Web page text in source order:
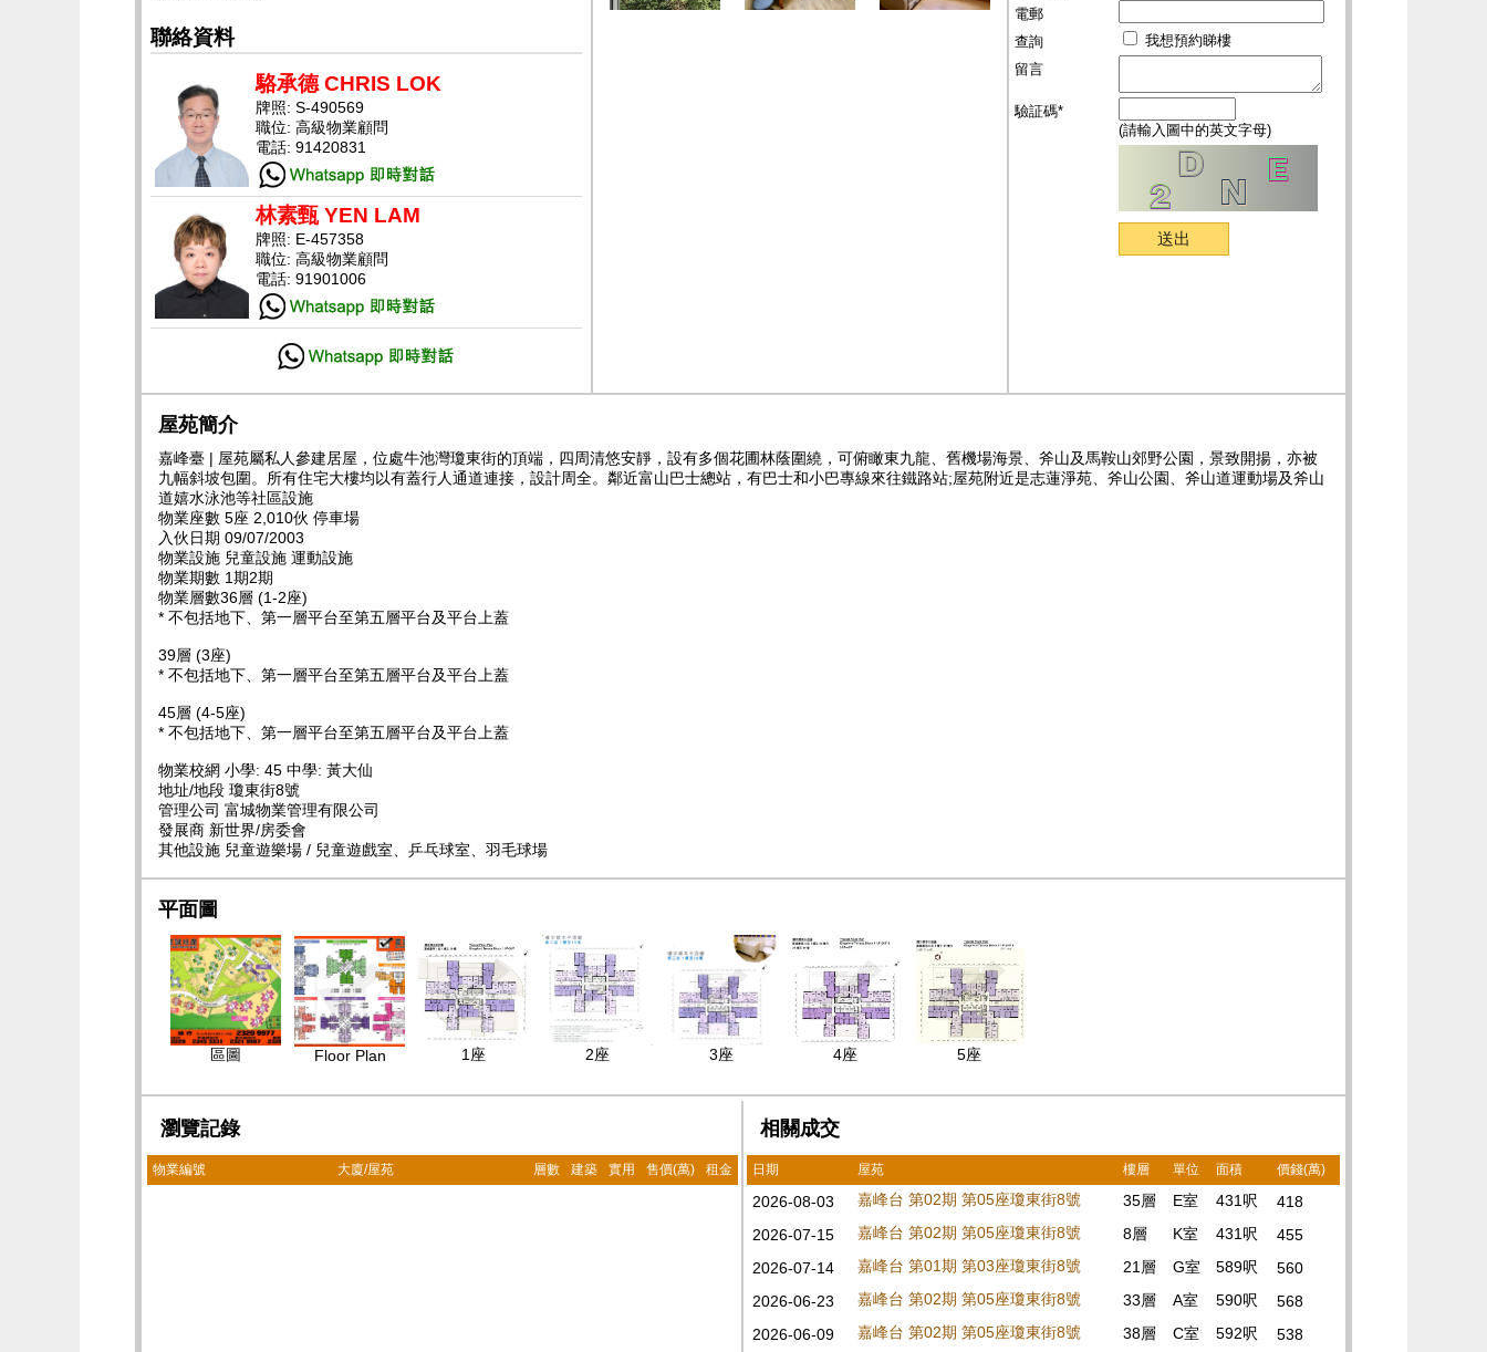
電郵
查詢
我想預約睇樓
留言
驗証碼*
(請輸入圖中的英文字母)
聯絡資料
駱承德 CHRIS LOK
牌照: S-490569
職位: 高級物業顧問
電話: 91420831
林素甄 YEN LAM
牌照: E-457358
職位: 高級物業顧問
電話: 91901006
屋苑簡介
嘉峰臺 | 屋苑屬私人參建居屋，位處牛池灣瓊東街的頂端，四周清悠安靜，設有多個花圃林蔭圍繞，可俯瞰東九龍、舊機場海景、斧山及馬鞍山郊野公園，景致開揚，亦被
九幅斜坡包圍。所有住宅大樓均以有蓋行人通道連接，設計周全。鄰近富山巴士總站，有巴士和小巴專線來往鐵路站;屋苑附近是志蓮淨苑、斧山公園、斧山道運動場及斧山
道嬉水泳池等社區設施
物業座數 5座 2,010伙 停車場
入伙日期 09/07/2003
物業設施 兒童設施 運動設施
物業期數 1期2期
物業層數36層 (1-2座)
* 不包括地下、第一層平台至第五層平台及平台上蓋
39層 (3座)
* 不包括地下、第一層平台至第五層平台及平台上蓋
45層 (4-5座)
* 不包括地下、第一層平台至第五層平台及平台上蓋
物業校網 小學: 45 中學: 黃大仙
地址/地段 瓊東街8號
管理公司 富城物業管理有限公司
發展商 新世界/房委會
其他設施 兒童遊樂場 / 兒童遊戲室、乒乓球室、羽毛球場
平面圖
區圖 Floor Plan 1座 2座 3座 4座 5座
瀏覽記錄
物業編號 大廈/屋苑 層數 建築 實用 售價(萬) 租金
相關成交
日期 屋苑 樓層 單位 面積 價錢(萬)
2026-08-03 嘉峰台 第02期 第05座瓊東街8號 35層 E室 431呎
418
2026-07-15
嘉峰台 第02期 第05座瓊東街8號 8層 K室 431呎
455
2026-07-14
嘉峰台 第01期 第03座瓊東街8號 21層 G室 589呎
560
2026-06-23
嘉峰台 第02期 第05座瓊東街8號 33層 A室 590呎
568
2026-06-09
嘉峰台 第02期 第05座瓊東街8號 38層 C室 592呎
538